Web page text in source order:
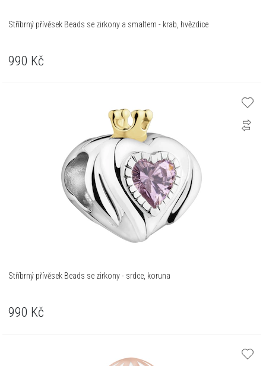
Stříbrný přívěsek Beads se zirkony a smaltem - krab, hvězdice
990 Kč
Stříbrný přívěsek Beads se zirkony - srdce, koruna
990 Kč